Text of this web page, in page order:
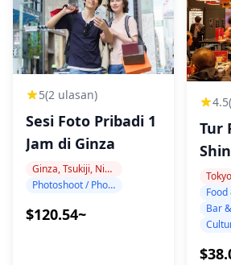
5(2 ulasan)
Sesi Foto Pribadi 1
Jam di Ginza
Ginza, Tsukiji, Nihonbashi
Photoshoot / Photo tour
$120.54~
4.5
Tur
Tokyo
Bar